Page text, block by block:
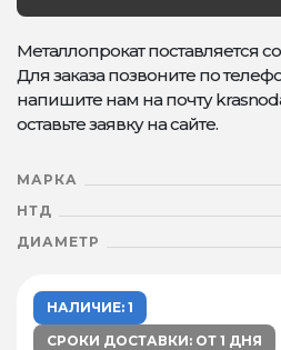
Металлопрокат поставляется
Для заказа позвоните по
напишите нам на почту
оставьте заявку на сайте.
МАРКА
НТД
ДИАМЕТР
НАЛИЧИЕ: 1
СРОКИ ДОСТАВКИ: ОТ 1 ДНЯ